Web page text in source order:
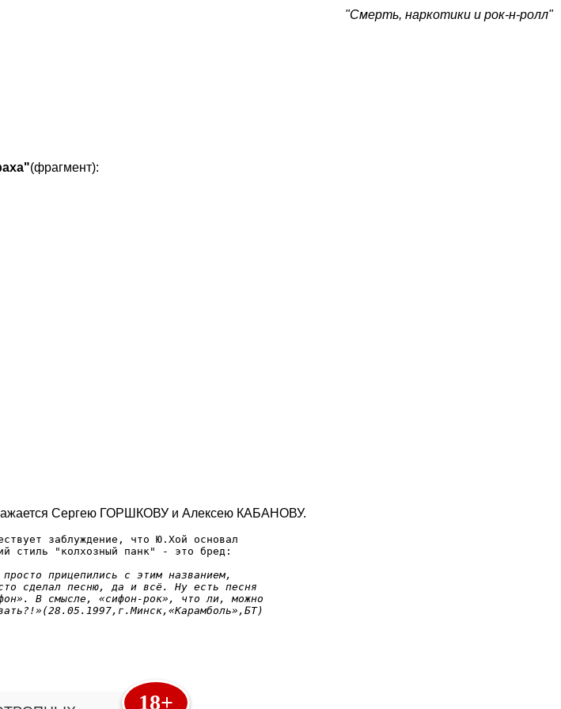
"Смерть, наркотики и рок-н-ролл"
(фрагмент):
Сергею ГОРШКОВУ и Алексею КАБАНОВУ.
заблуждение, что Ю.Хой основал
стиль "колхозный панк" - это бред:
просто прицепились с этим названием,
сделал песню, да и всё. Ну есть песня
В смысле, «сифон-рок», что ли, можно
18+